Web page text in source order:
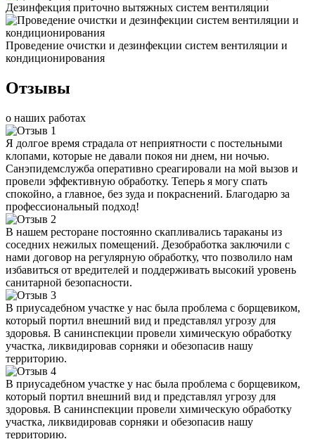
Дезинфекция приточно вытяжных систем вентиляции
Проведение очистки и дезинфекции систем вентиляции и
кондиционирования
Отзывы
о наших работах
Я долгое время страдала от неприятности с постельными
клопами, которые не давали покоя ни днем, ни ночью.
Санэпидемслужба оперативно среагировали на мой вызов и
провели эффективную обработку. Теперь я могу спать
спокойно, а главное, без зуда и покраснений. Благодарю за
профессиональный подход!
В нашем ресторане постоянно скапливались тараканы из
соседних нежилых помещений. Дезобработка заключили с
нами договор на регулярную обработку, что позволило нам
избавиться от вредителей и поддерживать высокий уровень
санитарной безопасности.
В приусадебном участке у нас была проблема с борщевиком,
который портил внешний вид и представлял угрозу для
здоровья. В санинспекции провели химическую обработку
участка, ликвидировав сорняки и обезопасив нашу
территорию.
В приусадебном участке у нас была проблема с борщевиком,
который портил внешний вид и представлял угрозу для
здоровья. В санинспекции провели химическую обработку
участка, ликвидировав сорняки и обезопасив нашу
территорию.